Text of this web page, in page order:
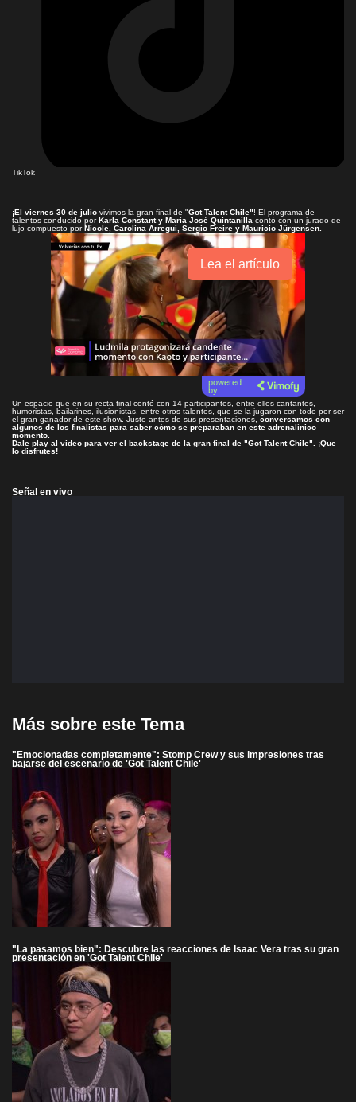
TikTok
¡El viernes 30 de julio vivimos la gran final de "Got Talent Chile"! El programa de
talentos conducido porKarla Constant y María José Quintanilla contó con un jurado de
lujo compuesto porNicole, Carolina Arregui, Sergio Freire y Mauricio Jürgensen.
Lea el artículo
powered
by
Un espacio que en su recta final contó con 14 participantes, entre ellos cantantes,
humoristas, bailarines, ilusionistas, entre otros talentos, que se la jugaron con todo por ser
el gran ganador de este show. Justo antes de sus presentaciones, conversamos con
algunos de los finalistas para saber cómo se preparaban en este adrenalínico
momento.
Dale play al video para ver el backstage de la gran final de "Got Talent Chile". ¡Que
lo disfrutes!
Señal en vivo
Más sobre este Tema
"Emocionadas completamente": Stomp Crew y sus impresiones tras
bajarse del escenario de 'Got Talent Chile'
"La pasamos bien": Descubre las reacciones de Isaac Vera tras su gran
presentación en 'Got Talent Chile'